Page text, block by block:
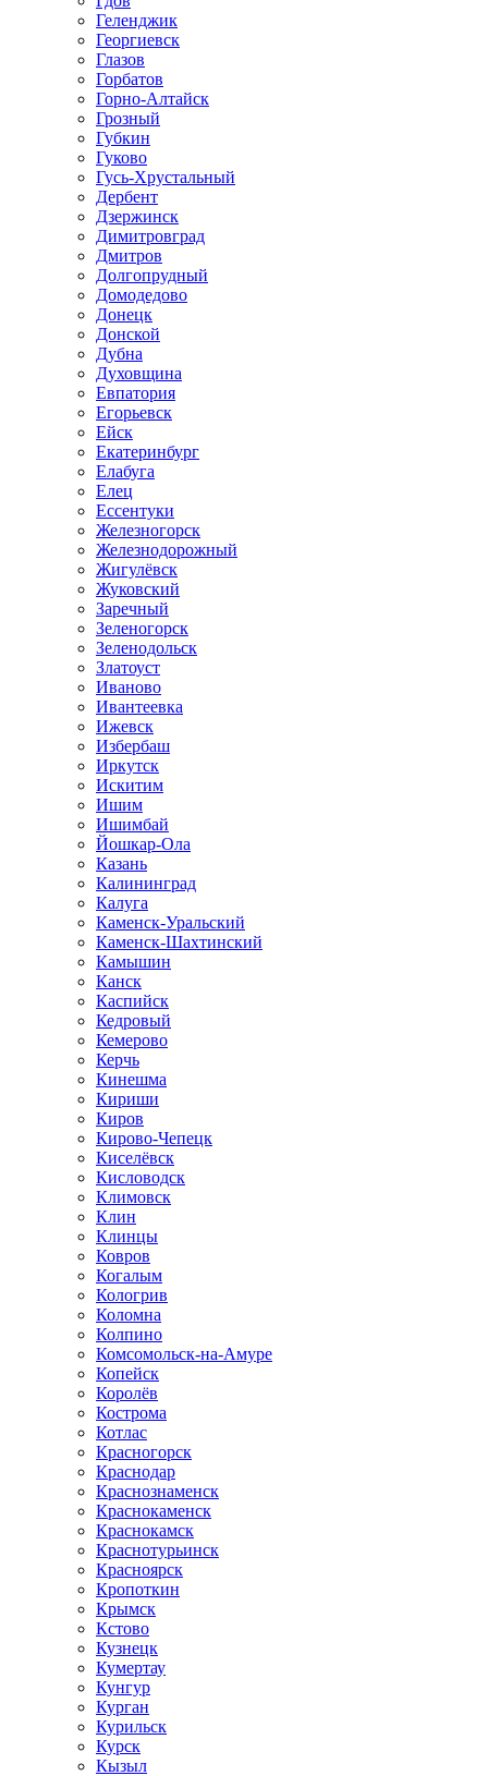
Геленджик
Георгиевск
Глазов
Горбатов
Горно-Алтайск
Грозный
Губкин
Гуково
Гусь-Хрустальный
Дербент
Дзержинск
Димитровград
Дмитров
Долгопрудный
Домодедово
Донецк
Донской
Дубна
Духовщина
Евпатория
Егорьевск
Ейск
Екатеринбург
Елабуга
Елец
Ессентуки
Железногорск
Железнодорожный
Жигулёвск
Жуковский
Заречный
Зеленогорск
Зеленодольск
Златоуст
Иваново
Ивантеевка
Ижевск
Избербаш
Иркутск
Искитим
Ишим
Ишимбай
Йошкар-Ола
Казань
Калининград
Калуга
Каменск-Уральский
Каменск-Шахтинский
Камышин
Канск
Каспийск
Кедровый
Кемерово
Керчь
Кинешма
Кириши
Киров
Кирово-Чепецк
Киселёвск
Кисловодск
Климовск
Клин
Клинцы
Ковров
Когалым
Кологрив
Коломна
Колпино
Комсомольск-на-Амуре
Копейск
Королёв
Кострома
Котлас
Красногорск
Краснодар
Краснознаменск
Краснокаменск
Краснокамск
Краснотурьинск
Красноярск
Кропоткин
Крымск
Кстово
Кузнецк
Кумертау
Кунгур
Курган
Курильск
Курск
Кызыл